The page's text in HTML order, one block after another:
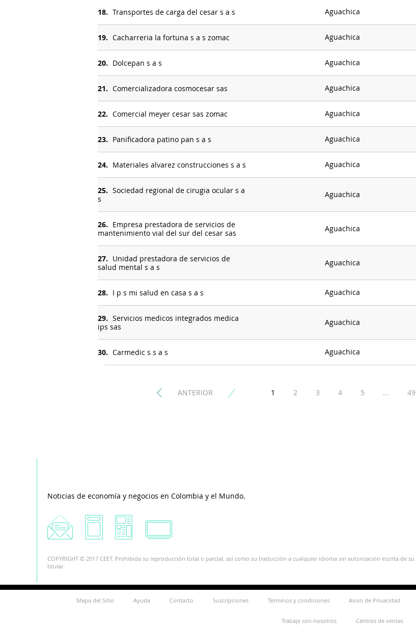
18. Transportes de carga del cesar s a s Aguachica
19. Cacharreria la fortuna s a s zomac Aguachica
20. Dolcepan s a s Aguachica
21. Comercializadora cosmocesar sas Aguachica
22. Comercial meyer cesar sas zomac Aguachica
23. Panificadora patino pan s a s Aguachica
24. Materiales alvarez construcciones s a s Aguachica
25. Sociedad regional de cirugia ocular s a
s
Aguachica
26. Empresa prestadora de servicios de
mantenimiento vial del sur del cesar sas
Aguachica
27. Unidad prestadora de servicios de
salud mental s a s
Aguachica
28. I p s mi salud en casa s a s Aguachica
29. Servicios medicos integrados medica
ips sas
Aguachica
30. Carmedic s s a s Aguachica
ANTERIOR 1 2 3 4 5 ... 49
Noticias de economía y negocios en Colombia y el Mundo.
COPYRIGHT © 2017 CEET. Prohibida su reproducción total o parcial, así como su traducción a cualquier idioma sin autorización escrita de su
titular.
Mapa del Sitio Ayuda Contacto Suscripciones Términos y condiciones Aviso de Privacidad
Trabaje con nosotros Centros de ventas